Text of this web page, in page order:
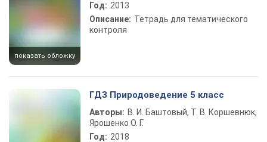
показать обложку
Год: 2013
Описание: Тетрадь для тематического
контроля
ГДЗ Природоведение 5 класс
Авторы: В. И. Баштовый, Т. В. Коршевнюк,
Ярошенко О. Г.
Год: 2018